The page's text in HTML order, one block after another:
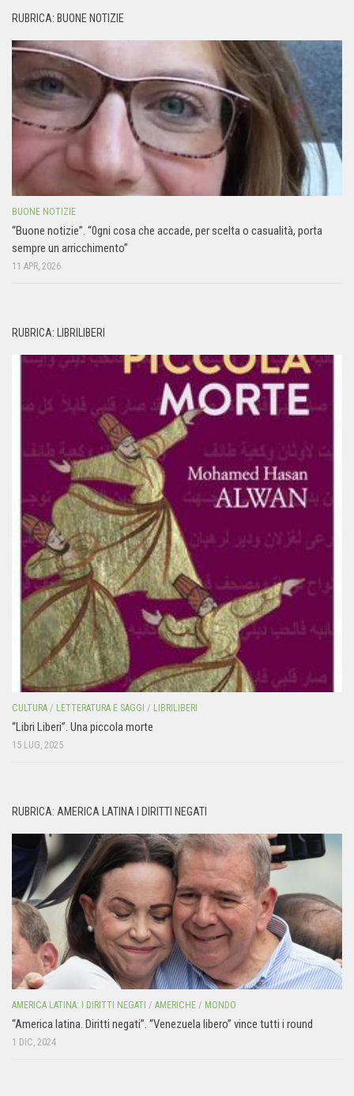
RUBRICA: BUONE NOTIZIE
BUONE NOTIZIE
“Buone notizie”. “0gni cosa che accade, per scelta o casualità, porta
sempre un arricchimento”
11 APR, 2026
RUBRICA: LIBRILIBERI
CULTURA / LETTERATURA E SAGGI / LIBRILIBERI
“Libri Liberi”. Una piccola morte
15 LUG, 2025
RUBRICA: AMERICA LATINA I DIRITTI NEGATI
AMERICA LATINA: I DIRITTI NEGATI / AMERICHE / MONDO
“America latina. Diritti negati”. “Venezuela libero” vince tutti i round
1 DIC, 2024